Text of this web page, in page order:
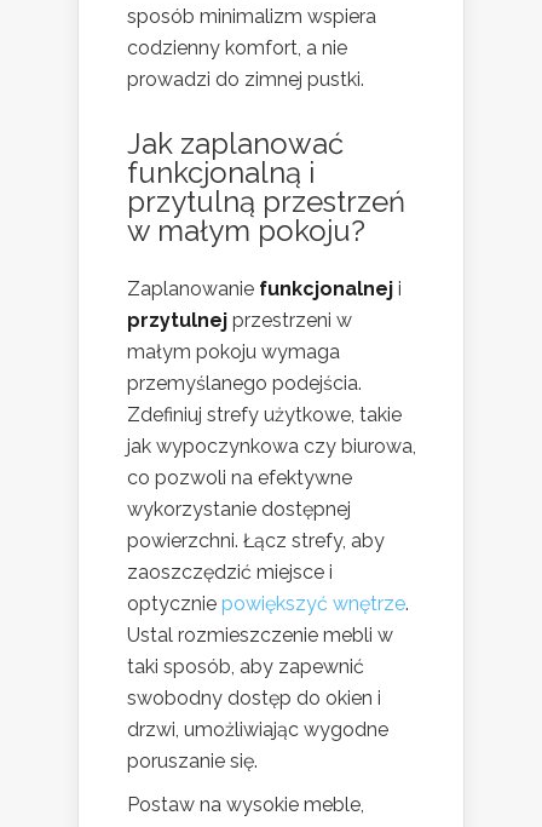
sposób minimalizm wspiera
codzienny komfort, a nie
prowadzi do zimnej pustki.
Jak zaplanować
funkcjonalną i
przytulną przestrzeń
w małym pokoju?
Zaplanowanie funkcjonalnej i
przytulnej przestrzeni w
małym pokoju wymaga
przemyślanego podejścia.
Zdefiniuj strefy użytkowe, takie
jak wypoczynkowa czy biurowa,
co pozwoli na efektywne
wykorzystanie dostępnej
powierzchni. Łącz strefy, aby
zaoszczędzić miejsce i
optycznie powiększyć wnętrze.
Ustal rozmieszczenie mebli w
taki sposób, aby zapewnić
swobodny dostęp do okien i
drzwi, umożliwiając wygodne
poruszanie się.
Postaw na wysokie meble,